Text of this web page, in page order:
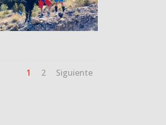
1 2 Siguiente